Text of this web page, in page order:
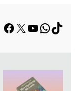
Facebook
X YouTube